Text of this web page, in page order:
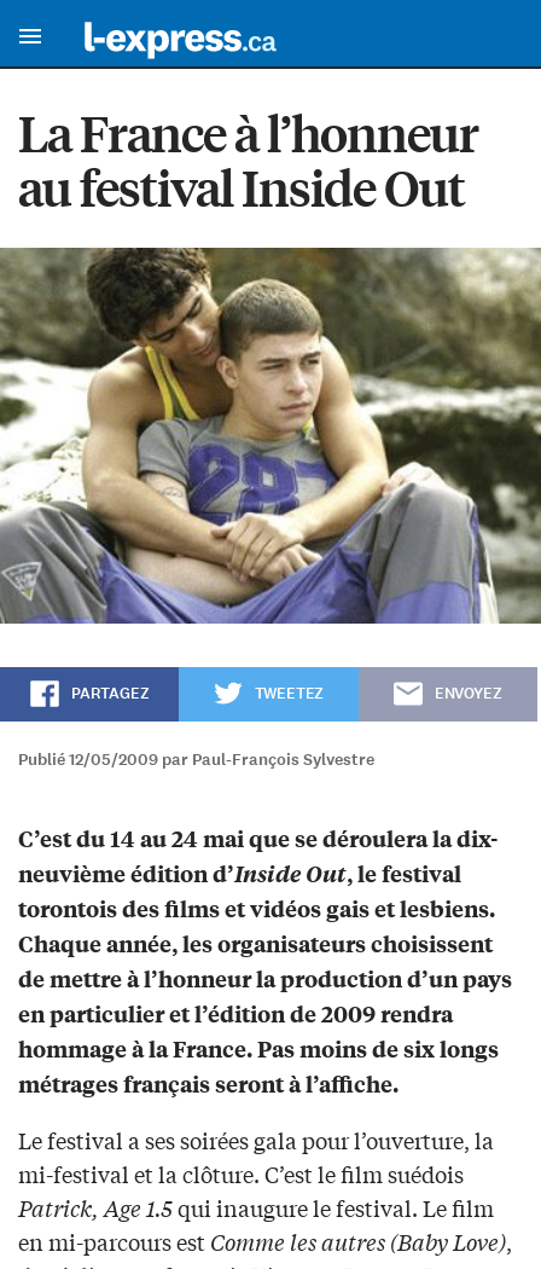
La France à l’honneur
au festival Inside Out
PARTAGEZ TWEETEZ ENVOYEZ
Publié 12/05/2009 par Paul-François Sylvestre
C’est du 14 au 24 mai que se déroulera la dix-
neuvième édition d’Inside Out, le festival
torontois des films et vidéos gais et lesbiens.
Chaque année, les organisateurs choisissent
de mettre à l’honneur la production d’un pays
en particulier et l’édition de 2009 rendra
hommage à la France. Pas moins de six longs
métrages français seront à l’affiche.
Le festival a ses soirées gala pour l’ouverture, la
mi-festival et la clôture. C’est le film suédois
Patrick, Age 1.5qui inaugure le festival. Le film
en mi-parcours estComme les autres (Baby Love),